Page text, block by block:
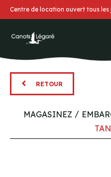
Centre de location ouvert tous
RETOUR
MAGASINEZ